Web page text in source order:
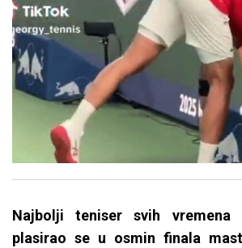
Najbolji teniser svih vremena
plasirao se u osmin finala